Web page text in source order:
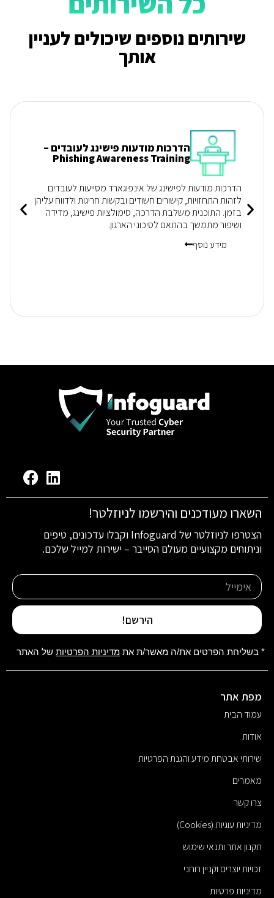
שירותים נוספים שיכולים לעניין
אותך
הדרכות מודעות פישינג לעובדים –
Phishing Awareness Training
הדרכות מודעות לפישינג של אינפוגארד מסייעות לעובדים
לזהות התחזויות, קישורים חשודים ובקשות חריגות ולדווח עליהן
בזמן. התוכנית משלבת הדרכה, סימולציות פישינג, מדידה
ושיפור מתמשך בהתאם לסיכוני הארגון.
מידע נוסף
השארו מעודכנים והירשמו לניוזלטר!
הצטרפו לניוזלטר של Infoguard וקבלו עדכונים, טיפים
וניתוחים מקצועיים מעולם הסייבר – ישירות למייל שלכם.
הירשם!
* בשליחת הפרטים את/ה מאשר/ת את מדיניות הפרטיות של האתר
מפת אתר
עמוד הבית
אודות
שירותי אבטחת מידע והגנת הפרטיות
מאמרים
צרו קשר
מדיניות עוגיות (Cookies)
תקנון אתר ותנאי שימוש
זכויות יוצרים וקניין רוחני
מדיניות פרטיות